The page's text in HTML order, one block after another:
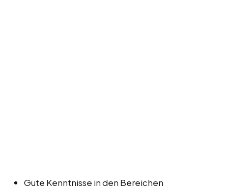
Gute Kenntnisse in den Bereichen